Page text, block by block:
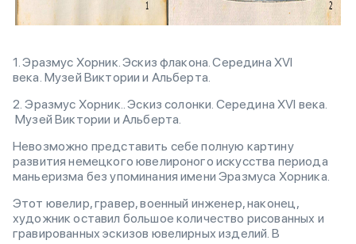
1. Эразмус Хорник. Эскиз флакона. Cередина XVI
века. Музей Виктории и Альберта.
2. Эразмус Хорник.. Эскиз солонки. Cередина XVI века.
Музей Виктории и Альберта.
Невозможно представить себе полную картину
развития немецкого ювелироного искусства периода
маньеризма без упоминания имени Эразмуса Хорника.
Этот ювелир, гравер, военный инженер, наконец,
художник оставил большое количество рисованных и
гравированных эскизов ювелирных изделий. В